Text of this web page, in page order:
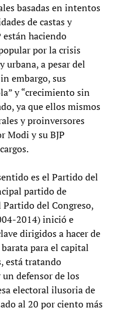
basadas en intentos
de castas y
están haciendo
por la crisis
urbana, a pesar del
embargo, sus
y “crecimiento sin
ya que ellos mismos
y proinversores
Modi y su BJP
es el Partido del
partido de
del Congreso,
2014) inició e
dirigidos a hacer de
para el capital
está tratando
defensor de los
electoral ilusoria de
al 20 por ciento más